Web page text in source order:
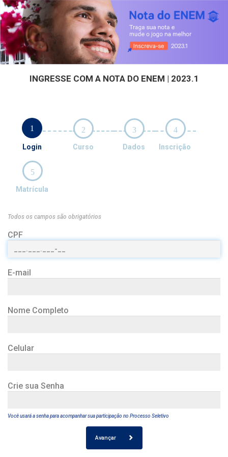
INGRESSE COM A NOTA DO ENEM | 2023.1
1
Login
2
Curso
3
Dados
4
Inscrição
5
Matrícula
Todos os campos são obrigatórios
CPF
E-mail
Nome Completo
Celular
Crie sua Senha
Você usará a senha para acompanhar sua participação no Processo Seletivo
Avançar